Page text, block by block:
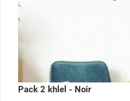
Pack 2 khlel - Noir